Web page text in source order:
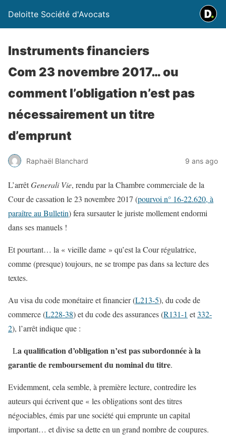
Deloitte Société d'Avocats
Instruments financiers
Com 23 novembre 2017… ou
comment l’obligation n’est pas
nécessairement un titre
d’emprunt
Raphaël Blanchard 9 ans ago
L’arrêtGenerali Vie, rendu par la Chambre commerciale de la
Cour de cassation le 23 novembre 2017 (pourvoi n° 16-22.620, à
paraître au Bulletin) fera sursauter le juriste mollement endormi
dans ses manuels !
Et pourtant… la « vieille dame » qu’est la Cour régulatrice,
comme (presque) toujours, ne se trompe pas dans sa lecture des
textes.
Au visa du code monétaire et financier (L213-5), du code de
commerce (L228-38) et du code des assurances (R131-1 et332-
2), l’arrêt indique que :
La qualification d’obligation n’est pas subordonnée à la
garantie de remboursement du nominal du titre.
Evidemment, cela semble, à première lecture, contredire les
auteurs qui écrivent que « les obligations sont des titres
négociables, émis par une société qui emprunte un capital
important… et divise sa dette en un grand nombre de coupures.